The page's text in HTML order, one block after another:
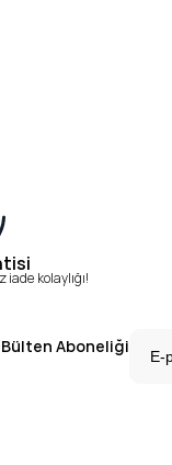
kolaylığı!
Bülten Aboneliği